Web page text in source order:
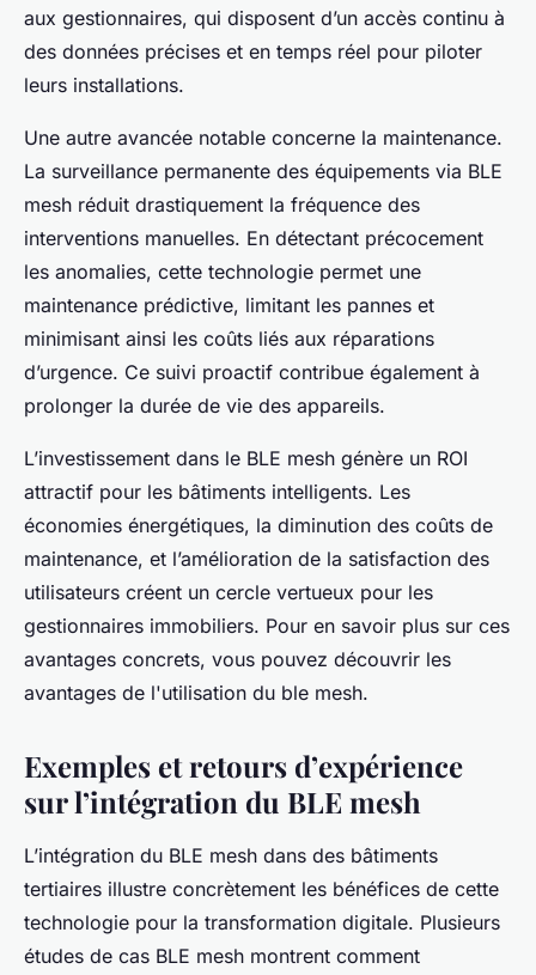
aux gestionnaires, qui disposent d’un accès continu à
des données précises et en temps réel pour piloter
leurs installations.
Une autre avancée notable concerne la maintenance.
La surveillance permanente des équipements via BLE
mesh réduit drastiquement la fréquence des
interventions manuelles. En détectant précocement
les anomalies, cette technologie permet une
maintenance prédictive, limitant les pannes et
minimisant ainsi les coûts liés aux réparations
d’urgence. Ce suivi proactif contribue également à
prolonger la durée de vie des appareils.
L’investissement dans le BLE mesh génère un ROI
attractif pour les bâtiments intelligents. Les
économies énergétiques, la diminution des coûts de
maintenance, et l’amélioration de la satisfaction des
utilisateurs créent un cercle vertueux pour les
gestionnaires immobiliers. Pour en savoir plus sur ces
avantages concrets, vous pouvez découvrir les
avantages de l'utilisation du ble mesh.
Exemples et retours d’expérience
sur l’intégration du BLE mesh
L’intégration du BLE mesh dans des bâtiments
tertiaires illustre concrètement les bénéfices de cette
technologie pour la transformation digitale. Plusieurs
études de cas BLE mesh montrent comment